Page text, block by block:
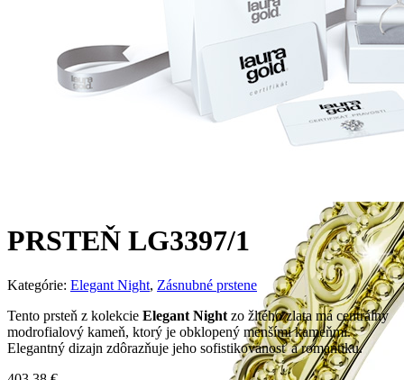
PRSTEŇ LG3397/1
Kategórie: Elegant Night, Zásnubné prstene
Tento prsteň z kolekcie Elegant Night zo žltého zlata má centrálny
modrofialový kameň, ktorý je obklopený menšími kameňmi.
Elegantný dizajn zdôrazňuje jeho sofistikovanosť a romantiku.